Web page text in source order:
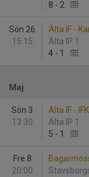
8 - 2
Sön 26
15:15
Älta IF -
Älta IP 1
4 - 1
Maj
Sön 3
13:30
Älta IF -
Älta IP 1
5 - 1
Fre 8
20:00